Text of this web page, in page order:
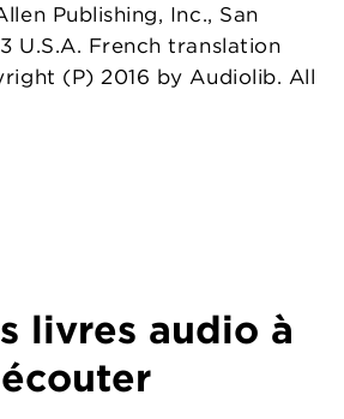
Publishing, Inc., San
U.S.A. French translation
(P) 2016 by Audiolib. All
livres audio à
écouter